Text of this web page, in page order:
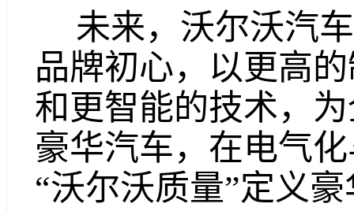
未来，沃尔沃汽
品牌初心，以更高
和更智能的技术，
豪华汽车，在电气
“沃尔沃质量”定义